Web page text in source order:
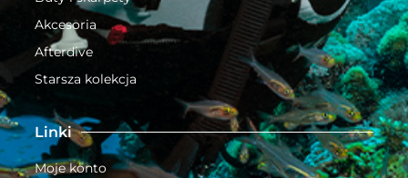
Akcesoria
Afterdive
Starsza kolekcja
Linki
Moje konto